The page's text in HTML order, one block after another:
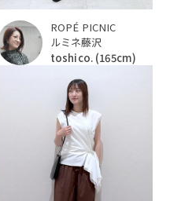
ROPÉ PICNIC
ルミネ藤沢
toshico. (165cm)